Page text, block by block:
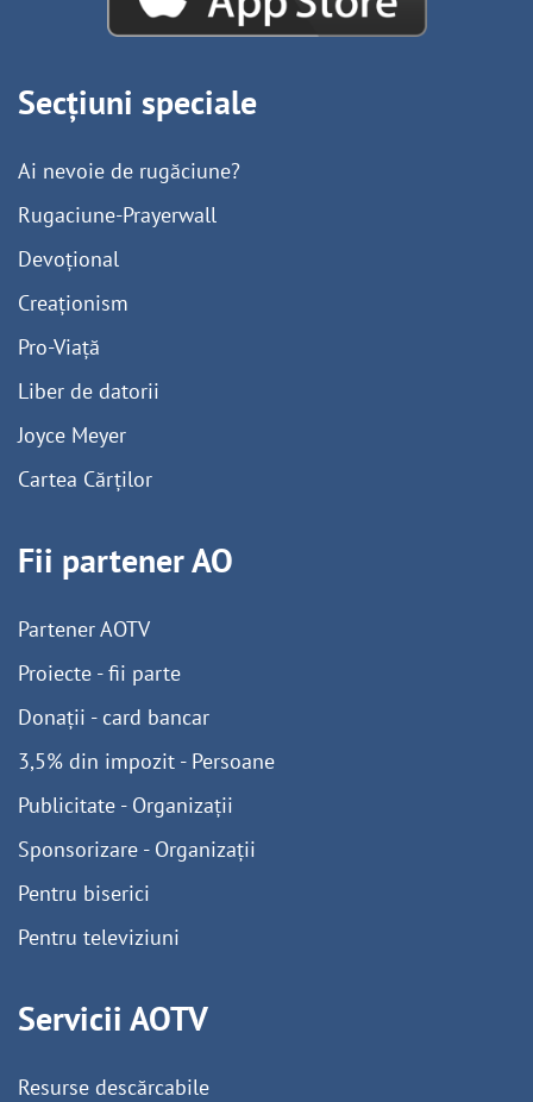
Secțiuni speciale
Ai nevoie de rugăciune?
Rugaciune-Prayerwall
Devoțional
Creaționism
Pro-Viață
Liber de datorii
Joyce Meyer
Cartea Cărților
Fii partener AO
Partener AOTV
Proiecte - fii parte
Donații - card bancar
3,5% din impozit - Persoane
Publicitate - Organizații
Sponsorizare - Organizații
Pentru biserici
Pentru televiziuni
Servicii AOTV
Resurse descărcabile